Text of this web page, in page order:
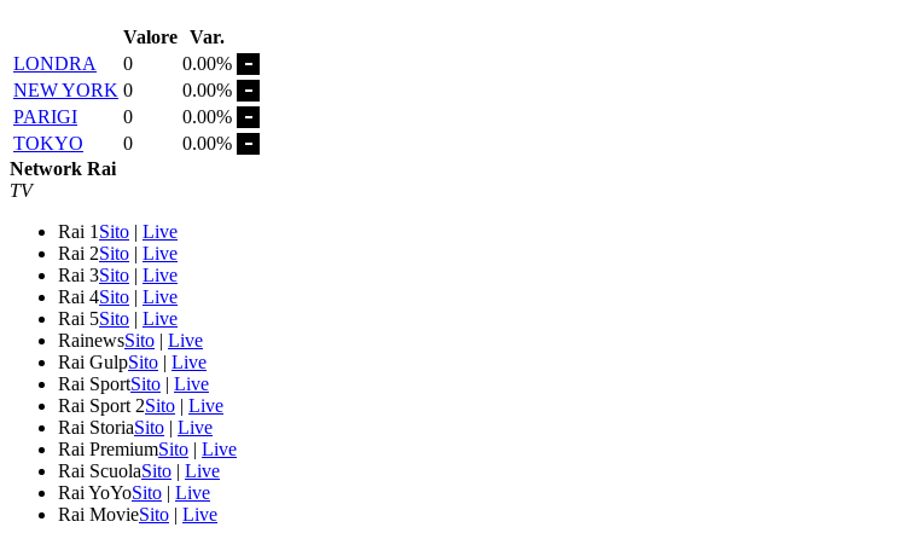
Valore Var.
LONDRA
0
0.00%
NEW YORK 0
0.00%
PARIGI
0
0.00%
TOKYO
0
0.00%
Network Rai
TV
Rai 1 Sito | Live
Rai 2Sito | Live
Rai 3Sito | Live
Rai 4Sito | Live
Rai 5Sito | Live
RainewsSito | Live
Rai GulpSito | Live
Rai SportSito | Live
Rai Sport 2Sito | Live
Rai StoriaSito | Live
Rai PremiumSito | Live
Rai ScuolaSito | Live
Rai YoYoSito | Live
Rai MovieSito | Live